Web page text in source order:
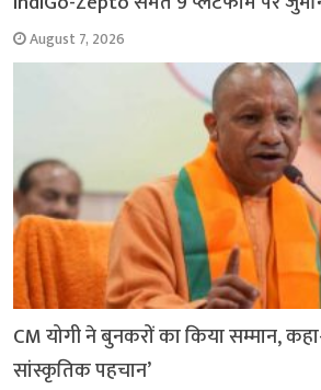
August 7, 2026
CM योगी ने बुनकरों का किया सम्मान,
सांस्कृतिक पहचान’